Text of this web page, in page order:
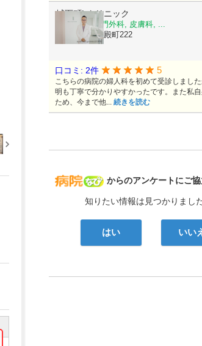
病院なび
からのアンケートにご協
知りたい情報は見つかりまし
はい いい
城下町Lクリニック
乳腺外科, 肛門外科, 皮膚科, ...
島根県松江市殿町222
口コミ: 2件 5
こちらの病院の婦人科を初めて受診しまし
明も丁寧で分かりやすかったです。また私
ため、今まで他... 続きを読む